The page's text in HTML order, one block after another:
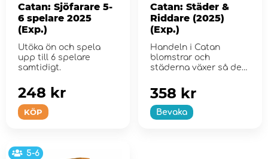
Catan: Sjöfarare 5-
6 spelare 2025
(Exp.)
Utöka ön och spela
upp till 6 spelare
samtidigt.
KÖP
248 kr
Catan: Städer &
Riddare (2025)
(Exp.)
Handeln i Catan
blomstrar och
städerna växer så det
Bevaka
358 kr
5-6